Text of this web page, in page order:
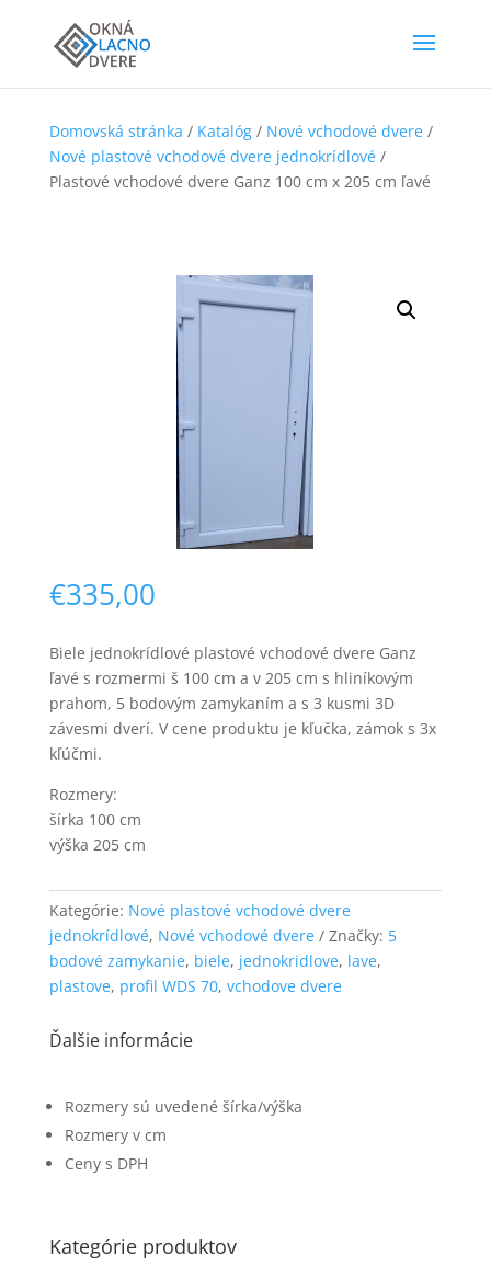
Domovská stránka / Katalóg/ Nové vchodové dvere/
Nové plastové vchodové dvere jednokrídlové/
Plastové vchodové dvere Ganz 100 cm x 205 cm ľavé
€335,00
Biele jednokrídlové plastové vchodové dvere Ganz
ľavé s rozmermi š 100 cm a v 205 cm s hliníkovým
prahom, 5 bodovým zamykaním a s 3 kusmi 3D
závesmi dverí. V cene produktu je kľučka, zámok s 3x
kľúčmi.
Rozmery:
šírka 100 cm
výška 205 cm
Kategórie: Nové plastové vchodové dvere
jednokrídlové, Nové vchodové dvere Značky: 5
bodové zamykanie, biele, jednokridlove, lave,
plastove, profil WDS 70, vchodove dvere
Ďalšie informácie
Rozmery sú uvedené šírka/výška
Rozmery v cm
Ceny s DPH
Kategórie produktov
Nevyhnutné
Tieto súbory
cookie nie sú
Štatistiky
Aby sme
mohli
funkčnosť
spôsobu